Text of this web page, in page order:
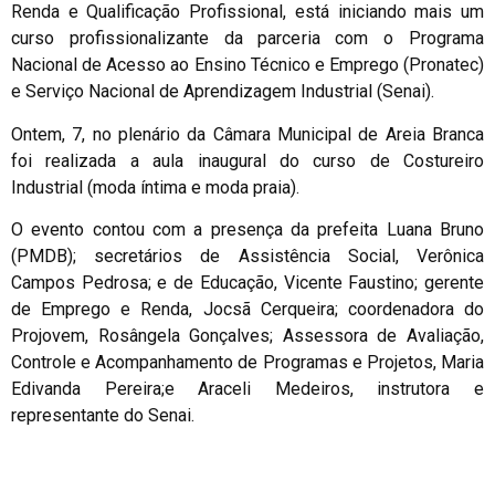
Renda e Qualificação Profissional, está iniciando mais um
curso profissionalizante da parceria com o Programa
Nacional de Acesso ao Ensino Técnico e Emprego (Pronatec)
e Serviço Nacional de Aprendizagem Industrial (Senai).
Ontem, 7, no plenário da Câmara Municipal de Areia Branca
foi realizada a aula inaugural do curso de Costureiro
Industrial (moda íntima e moda praia).
O evento contou com a presença da prefeita Luana Bruno
(PMDB); secretários de Assistência Social, Verônica
Campos Pedrosa; e de Educação, Vicente Faustino; gerente
de Emprego e Renda, Jocsã Cerqueira; coordenadora do
Projovem, Rosângela Gonçalves; Assessora de Avaliação,
Controle e Acompanhamento de Programas e Projetos, Maria
Edivanda Pereira;e Araceli Medeiros, instrutora e
representante do Senai.